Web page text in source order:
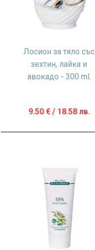
Лосион за тяло със
зехтин, лайка и
авокадо - 300 ml.
9.50 €/ 18.58 лв.